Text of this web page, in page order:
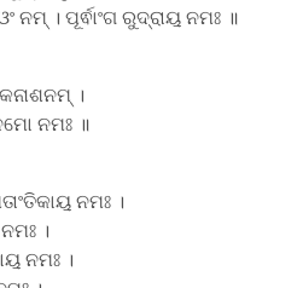
ନମ୍ । ପୂର୍ଵାଂଗ ରୁଦ୍ରାୟ॒ ନମଃ ॥
।
ନମଃ ॥
ନମଃ ।
।
ନମଃ ।